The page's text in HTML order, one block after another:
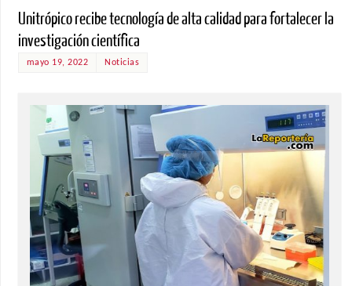
Unitrópico recibe tecnología de alta calidad para fortalecer la
investigación científica
mayo 19, 2022 Noticias